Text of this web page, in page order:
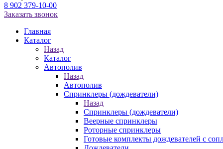
8 902 379-10-00
Заказать звонок
Главная
Каталог
Назад
Каталог
Автополив
Назад
Автополив
Спринклеры (дождеватели)
Назад
Спринклеры (дождеватели)
Веерные спринклеры
Роторные спринклеры
Готовые комплекты дождевателей с